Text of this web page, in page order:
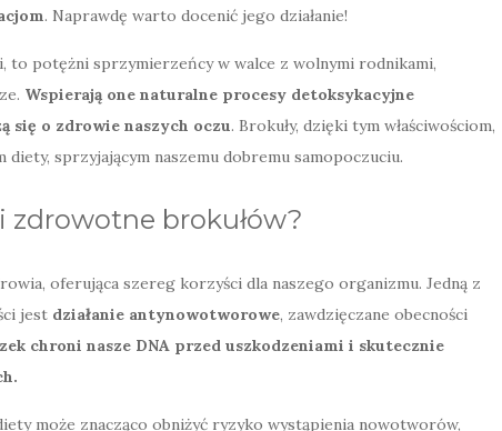
. Naprawdę warto docenić jego działanie!
to potężni sprzymierzeńcy w walce z wolnymi rodnikami,
Wspierają one naturalne procesy detoksykacyjne
się o zdrowie naszych oczu. Brokuły, dzięki tym właściwościom,
sprzyjającym naszemu dobremu samopoczuciu.
zdrowotne brokułów?
oferująca szereg korzyści dla naszego organizmu. Jedną z
jest działanie antynowotworowe, zawdzięczane obecności
chroni nasze DNA przed uszkodzeniami i skutecznie
może znacząco obniżyć ryzyko wystąpienia nowotworów,